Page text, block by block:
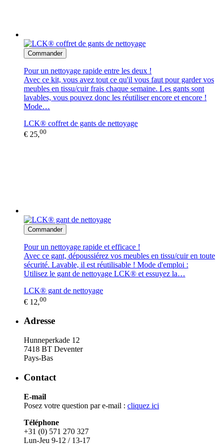
Commander
Pour un nettoyage rapide entre les deux !
Avec ce kit, vous avez tout ce qu'il vous faut pour garder vos
meubles en tissu/cuir frais chaque semaine. Les gants sont
lavables, vous pouvez donc les réutiliser encore et encore !
Mode…
LCK® coffret de gants de nettoyage
€ 25,00
Commander
Pour un nettoyage rapide et efficace !
Avec ce gant, dépoussiérez vos meubles en tissu/cuir en toute
sécurité. Lavable, il est réutilisable ! Mode d'emploi :
Utilisez le gant de nettoyage LCK® et essuyez la…
LCK® gant de nettoyage
€ 12,00
Adresse
Hunneperkade 12
7418 BT Deventer
Pays-Bas
Contact
E-mail
Posez votre question par e-mail : cliquez ici
Téléphone
+31 (0) 571 270 327
Lun-Jeu 9-12 / 13-17